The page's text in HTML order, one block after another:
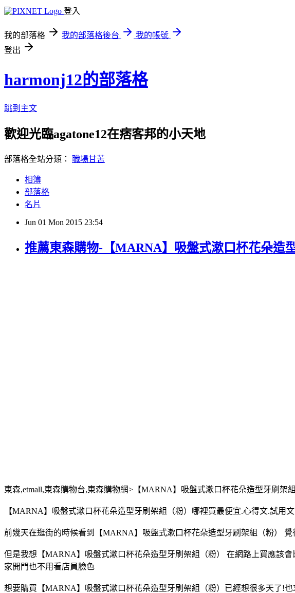
登入
我的部落格 我的部落格後台
我的帳號
登出
harmonj12的部落格
跳到主文
歡迎光臨agatone12在痞客邦的小天地
部落格全站分類： 職場甘苦
相簿
部落格
名片
Jun 01 Mon 2015 23:54
推薦東森購物-【MARNA】吸盤式漱口杯花朵造
東森,etmall,東森購物台,東森購物網>【MARNA】吸盤式漱口杯花朵造型牙刷
【MARNA】吸盤式漱口杯花朵造型牙刷架組（粉）哪裡買最便宜.心得文.試用
前幾天在逛街的時候看到【MARNA】吸盤式漱口杯花朵造型牙刷架組（粉）
但是我想【MARNA】吸盤式漱口杯花朵造型牙刷架組（粉） 在網路上買應該
家開門也不用看店員臉色
想要購買【MARNA】吸盤式漱口杯花朵造型牙刷架組（粉）已經想很多天了!